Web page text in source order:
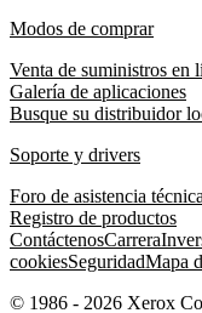
Modos de comprar
Venta de suministros en
Galería de aplicaciones
Busque su distribuidor
Soporte y drivers
Foro de asistencia
Registro de productos
ContáctenosCarrera
cookiesSeguridadMapa
© 1986 - 2026 Xerox